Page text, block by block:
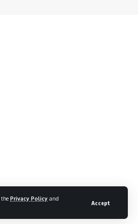
the Privacy Policy and
Accept